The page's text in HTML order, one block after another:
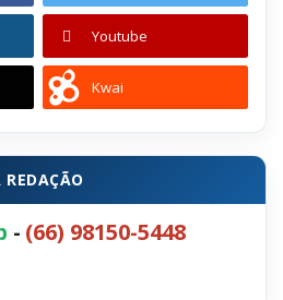
Youtube
Kwai
- (66) 98150-5448